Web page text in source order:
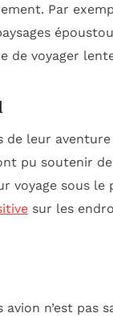
Par
de voyager
de leur
pu soutenir
voyage sous
sur les
n’est pas